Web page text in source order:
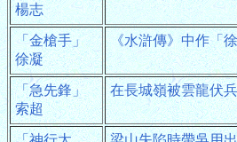
楊志
「金槍手」
徐凝
《水滸傳》中作「
「急先鋒」
索超
在長城嶺被雲龍伏